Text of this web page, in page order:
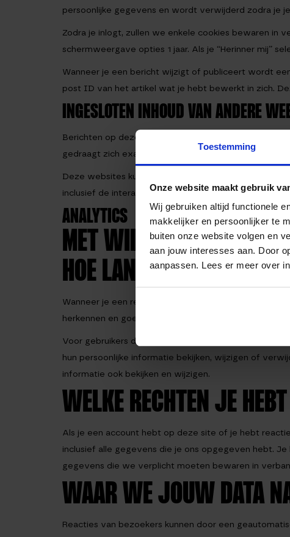
Toestemming
Onze website maakt gebruik
Wij gebruiken altijd functionele
makkelijker en persoonlijker te
buiten onze website volgen en
aan jouw interesses aan. Door
aanpassen. Lees er meer over
persoonlijke gegevens en wordt verwijderd zodra je
Zodra je inlogt, zullen we enkele cookies bewaren in
schermweergave opties 1 jaar. Als je “Herinner mij”
Wanneer je een bericht wijzigt of publiceert wordt
post ID van het artikel wat je hebt bewerkt in zich.
INGESLOTEN INHOUD VAN ANDERE
Berichten op deze site kunnen ingesloten
gedraagt zich exact hetzelfde alsof de bezoeker
Deze websites kunnen data over jou verzamelen,
inclusief de interactie met ingesloten inhoud als je
ANALYTICS
MET WIE WE JOUW DATA
HOE LANG WE JOUW
Wanneer je een reactie achterlaat dan wordt die
herkennen en goedkeuren in plaats van dat we ze
Voor gebruikers die geregistreerd op onze website
hun persoonlijke informatie bekijken, wijzigen of
informatie ook bekijken en wijzigen.
WELKE RECHTEN JE
Als je een account hebt op deze site of je hebt
inclusief alle gegevens die je ons opgegeven hebt.
gegevens die we verplicht moeten bewaren in
WAAR WE JOUW DATA
Reacties van bezoekers kunnen door een